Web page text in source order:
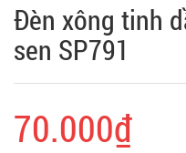
Đèn xông tinh
sen SP791
70.000₫